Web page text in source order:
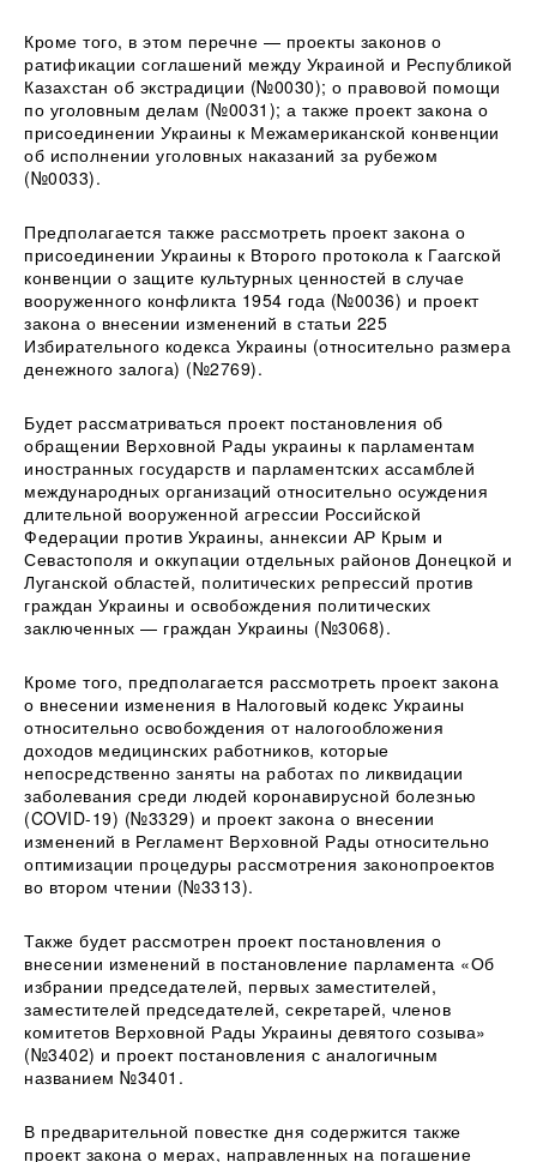
Кроме того, в этом перечне — проекты законов о
ратификации соглашений между Украиной и Республикой
Казахстан об экстрадиции (№0030); о правовой помощи
по уголовным делам (№0031); а также проект закона о
присоединении Украины к Межамериканской конвенции
об исполнении уголовных наказаний за рубежом
(№0033).
Предполагается также рассмотреть проект закона о
присоединении Украины к Второго протокола к Гаагской
конвенции о защите культурных ценностей в случае
вооруженного конфликта 1954 года (№0036) и проект
закона о внесении изменений в статьи 225
Избирательного кодекса Украины (относительно размера
денежного залога) (№2769).
Будет рассматриваться проект постановления об
обращении Верховной Рады украины к парламентам
иностранных государств и парламентских ассамблей
международных организаций относительно осуждения
длительной вооруженной агрессии Российской
Федерации против Украины, аннексии АР Крым и
Севастополя и оккупации отдельных районов Донецкой и
Луганской областей, политических репрессий против
граждан Украины и освобождения политических
заключенных — граждан Украины (№3068).
Кроме того, предполагается рассмотреть проект закона
о внесении изменения в Налоговый кодекс Украины
относительно освобождения от налогообложения
доходов медицинских работников, которые
непосредственно заняты на работах по ликвидации
заболевания среди людей коронавирусной болезнью
(COVID-19) (№3329) и проект закона о внесении
изменений в Регламент Верховной Рады относительно
оптимизации процедуры рассмотрения законопроектов
во втором чтении (№3313).
Также будет рассмотрен проект постановления о
внесении изменений в постановление парламента «Об
избрании председателей, первых заместителей,
заместителей председателей, секретарей, членов
комитетов Верховной Рады Украины девятого созыва»
(№3402) и проект постановления с аналогичным
названием №3401.
В предварительной повестке дня содержится также
проект закона о мерах, направленных на погашение